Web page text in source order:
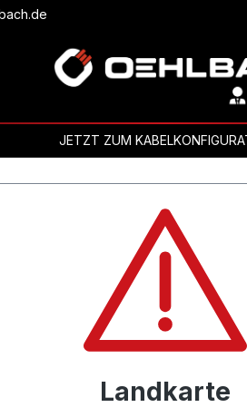
JETZT ZUM
Landkarte